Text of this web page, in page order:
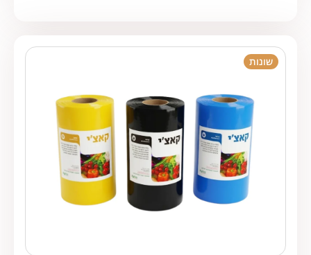
שונות